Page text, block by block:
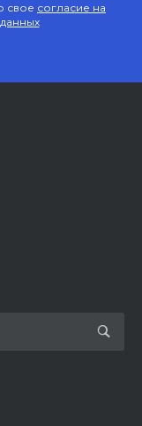
свое согласие на